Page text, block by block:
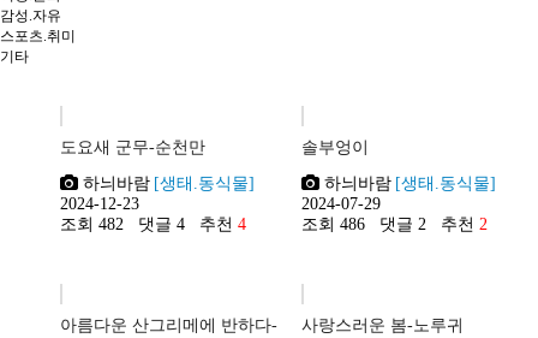
감성.자유
스포츠.취미
기타
도요새 군무-순천만
하늬바람 [생태.동식물]
2024-12-23
조회 482
댓글 4추천 4
솔부엉이
하늬바람 [생태.동식물]
2024-07-29
조회 486
댓글 2 추천 2
아름다운 산그리메에 반하다-
사랑스러운 봄-노루귀